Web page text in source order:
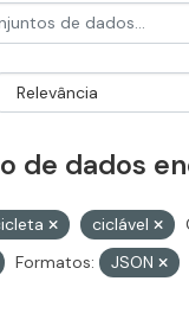
de dados
ciclável
Formatos: JSON